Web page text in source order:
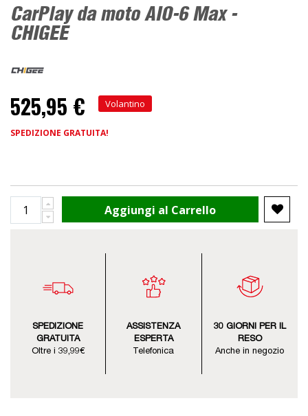
CarPlay da moto AIO-6 Max -
CHIGEE
525,95 € Volantino
SPEDIZIONE GRATUITA!
Aggiungi al Carrello
SPEDIZIONE
GRATUITA
Oltre i 39,99€
ASSISTENZA
ESPERTA
Telefonica
30 GIORNI PER IL
RESO
Anche in negozio